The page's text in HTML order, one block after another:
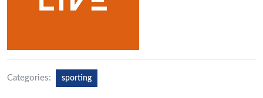
Categories: sporting